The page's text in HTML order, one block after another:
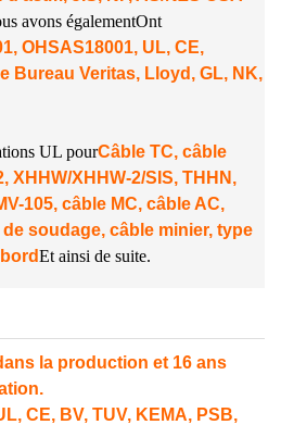
avons égalementOnt
OHSAS18001, UL, CE,
Bureau Veritas, Lloyd, GL, NK,
UL pourCâble TC, câble
XHHW/XHHW-2/SIS, THHN,
105, câble MC, câble AC,
de soudage, câble minier, type
Et ainsi de suite.
la production et 16 ans
CE, BV, TUV, KEMA, PSB,